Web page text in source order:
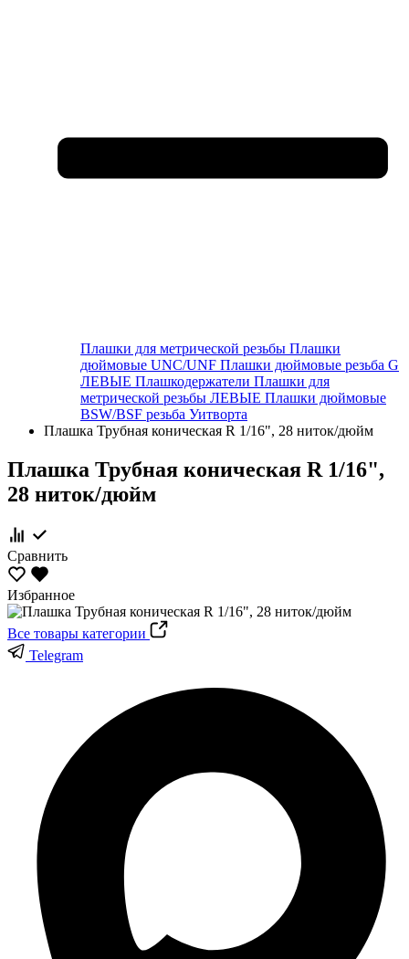
Плашки для метрической резьбы Плашки
дюймовые UNC/UNF Плашки дюймовые резьба G
ЛЕВЫЕ Плашкодержатели Плашки для
метрической резьбы ЛЕВЫЕ Плашки дюймовые
BSW/BSF резьба Уитворта
Плашка Трубная коническая R 1/16", 28 ниток/дюйм
Плашка Трубная коническая R 1/16",
28 ниток/дюйм
Сравнить
Избранное
Все товары категории
Telegram